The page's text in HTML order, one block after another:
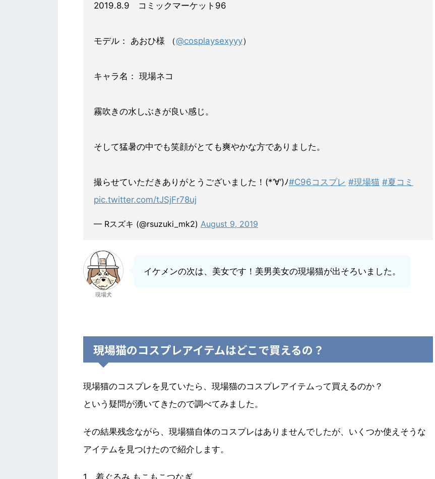
2019.8.9 コミックマーケット96
モデル： あおひ様 （@cosplaysexyyy）
キャラ名： 現場ネコ
霧吹きの水しぶきが良い感じ。
そして猛暑の中でも笑顔がとても爽やかな方でありました。
撮らせていただきありがとうございました！(*‘∀‘)ﾉ#C96コスプレ #現場猫 #夏コミ
pic.twitter.com/tJSjFr78uj
— Rスズキ (@rsuzuki_mk2) August 9, 2019
現場犬
イケメンの次は、美女です！美男美女の現場猫が出そろいました。
現場猫のコスプレアイテムはどこで買えるの？
現場猫のコスプレを見ていたら、現場猫のコスプレアイテムって買えるのか？
という疑問が湧いてきたので調べてみました。
その結果残念ながら、現場猫自体のコスプレはありませんでしたが、いくつか使えそうな
アイテムを見つけたので紹介します。
1．着ぐるみ もこもこつなぎ